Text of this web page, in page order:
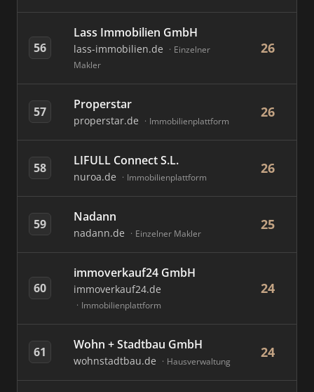
56
Lass Immobilien GmbH
lass-immobilien.de
Einzelner
Makler
26
57 Properstar
properstar.de Immobilienplattform
26
58 LIFULL Connect S.L.
nuroa.de Immobilienplattform
26
59 Nadann
nadann.de Einzelner Makler
25
60
immoverkauf24 GmbH
immoverkauf24.de
Immobilienplattform
24
61 Wohn + Stadtbau GmbH
wohnstadtbau.de Hausverwaltung
24